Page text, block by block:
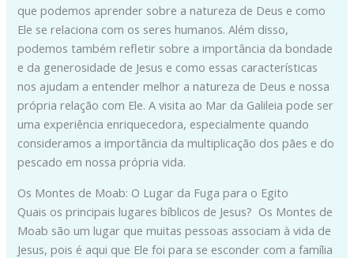
que podemos aprender sobre a natureza de Deus e como
Ele se relaciona com os seres humanos. Além disso,
podemos também refletir sobre a importância da bondade
e da generosidade de Jesus e como essas características
nos ajudam a entender melhor a natureza de Deus e nossa
própria relação com Ele. A visita ao Mar da Galileia pode ser
uma experiência enriquecedora, especialmente quando
consideramos a importância da multiplicação dos pães e do
pescado em nossa própria vida.
Os Montes de Moab: O Lugar da Fuga para o Egito
Quais os principais lugares bíblicos de Jesus? Os Montes de
Moab são um lugar que muitas pessoas associam à vida de
Jesus, pois é aqui que Ele foi para se esconder com a família